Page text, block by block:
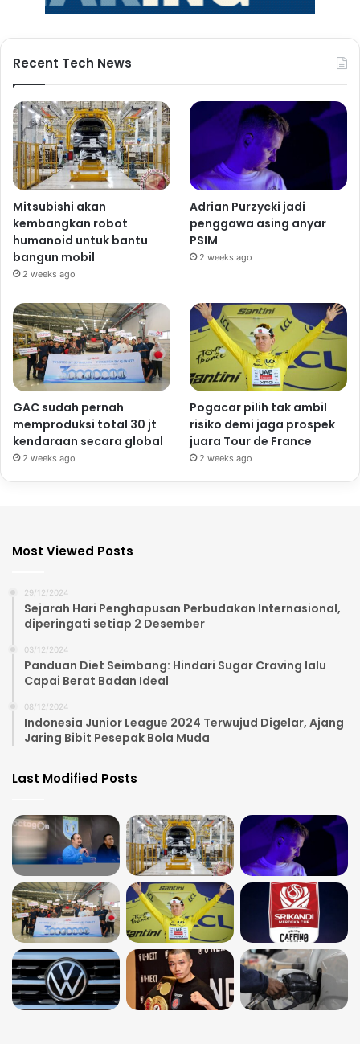
Recent Tech News
Mitsubishi akan
kembangkan robot
humanoid untuk bantu
bangun mobil
2 weeks ago
Adrian Purzycki jadi
penggawa asing anyar
PSIM
2 weeks ago
GAC sudah pernah
memproduksi total 30 jt
kendaraan secara global
2 weeks ago
Pogacar pilih tak ambil
risiko demi jaga prospek
juara Tour de France
2 weeks ago
Most Viewed Posts
29/12/2024
Sejarah Hari Penghapusan Perbudakan Internasional,
diperingati setiap 2 Desember
03/12/2024
Panduan Diet Seimbang: Hindari Sugar Craving lalu
Capai Berat Badan Ideal
08/12/2024
Indonesia Junior League 2024 Terwujud Digelar, Ajang
Jaring Bibit Pesepak Bola Muda
Last Modified Posts